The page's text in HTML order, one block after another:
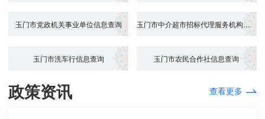
玉门市党政机关事业单位信息查询 玉门市中介超市招标代理服务机构信息查...
玉门市洗车行信息查询 玉门市农民合作社信息查询
政策资讯 查看更多